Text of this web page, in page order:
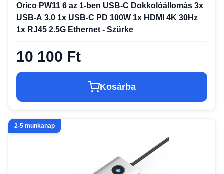
Orico PW11 6 az 1-ben USB-C Dokkolóállomás 3x
USB-A 3.0 1x USB-C PD 100W 1x HDMI 4K 30Hz
1x RJ45 2.5G Ethernet - Szürke
10 100 Ft
Kosárba
2-5 munkanap